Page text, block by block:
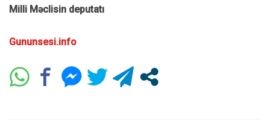
Milli Məclisin deputatı
Gununsesi.info